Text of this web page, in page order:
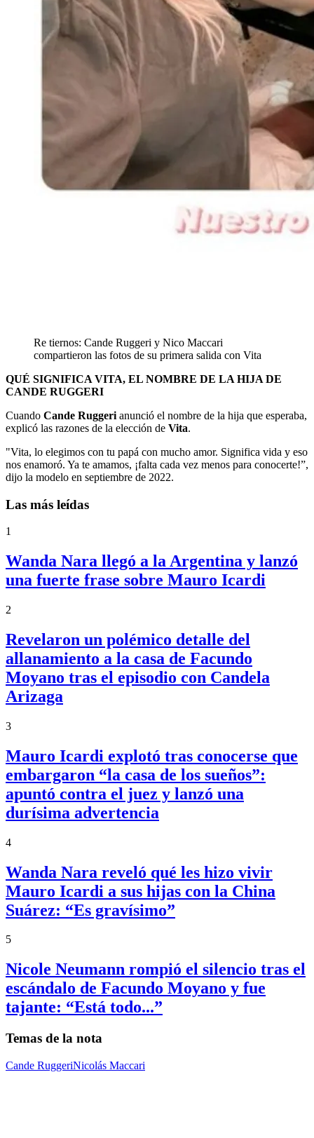
Re tiernos: Cande Ruggeri y Nico Maccari
compartieron las fotos de su primera salida con Vita
QUÉ SIGNIFICA VITA, EL NOMBRE DE LA HIJA DE
CANDE RUGGERI
Cuando Cande Ruggeri anunció el nombre de la hija que esperaba,
explicó las razones de la elección de Vita.
"Vita, lo elegimos con tu papá con mucho amor. Significa vida y eso
nos enamoró. Ya te amamos, ¡falta cada vez menos para conocerte!”,
dijo la modelo en septiembre de 2022.
Las más leídas
1
Wanda Nara llegó a la Argentina y lanzó
una fuerte frase sobre Mauro Icardi
2
Revelaron un polémico detalle del
allanamiento a la casa de Facundo
Moyano tras el episodio con Candela
Arizaga
3
Mauro Icardi explotó tras conocerse que
embargaron “la casa de los sueños”:
apuntó contra el juez y lanzó una
durísima advertencia
4
Wanda Nara reveló qué les hizo vivir
Mauro Icardi a sus hijas con la China
Suárez: “Es gravísimo”
5
Nicole Neumann rompió el silencio tras el
escándalo de Facundo Moyano y fue
tajante: “Está todo...”
Temas de la nota
Cande RuggeriNicolás Maccari